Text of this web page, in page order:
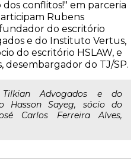
dos conflitos!" em parceria
Rubens
do escritório
e do Instituto Vertus,
do escritório HSLAW, e
desembargador do TJ/SP.
Tilkian Advogados e do
Hasson Sayeg, sócio do
Carlos Ferreira Alves,